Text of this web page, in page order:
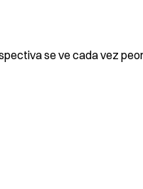
se ve cada vez